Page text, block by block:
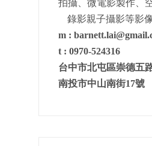
拍攝、微電影製作、
錄影親子攝影等影
m :
t : 0970-524316
台中市北屯區崇德五
南投市中山南街17號